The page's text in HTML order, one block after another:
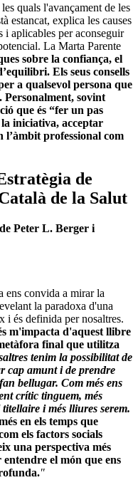
quals l'avançament de les
estancat, explica les causes
aplicables per aconseguir
La Marta Parente
sobre la confiança, el
Els seus consells
a qualsevol persona que
sovint
que és “fer un pas
iniciativa, acceptar
l’àmbit professional com
de
de la Salut
Peter L. Berger i
ens convida a mirar la
la paradoxa d'una
i és definida per nosaltres.
m'impacta d'aquest llibre
final que utilitza
tenim la possibilitat de
cap amunt i de prendre
bellugar. Com més ens
crític tinguem, més
i més lliures serem.
en els temps que
els factors socials
una perspectiva més
el món que ens
"